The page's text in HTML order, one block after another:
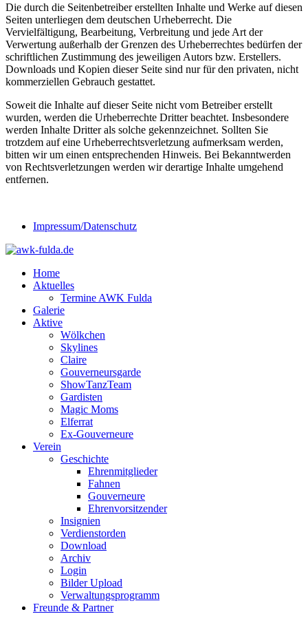
Die durch die Seitenbetreiber erstellten Inhalte und Werke auf diesen
Seiten unterliegen dem deutschen Urheberrecht. Die
Vervielfältigung, Bearbeitung, Verbreitung und jede Art der
Verwertung außerhalb der Grenzen des Urheberrechtes bedürfen der
schriftlichen Zustimmung des jeweiligen Autors bzw. Erstellers.
Downloads und Kopien dieser Seite sind nur für den privaten, nicht
kommerziellen Gebrauch gestattet.
Soweit die Inhalte auf dieser Seite nicht vom Betreiber erstellt
wurden, werden die Urheberrechte Dritter beachtet. Insbesondere
werden Inhalte Dritter als solche gekennzeichnet. Sollten Sie
trotzdem auf eine Urheberrechtsverletzung aufmerksam werden,
bitten wir um einen entsprechenden Hinweis. Bei Bekanntwerden
von Rechtsverletzungen werden wir derartige Inhalte umgehend
entfernen.
Impressum/Datenschutz
Home
Aktuelles
Termine AWK Fulda
Galerie
Aktive
Wölkchen
Skylines
Claire
Gouverneursgarde
ShowTanzTeam
Gardisten
Magic Moms
Elferrat
Ex-Gouverneure
Verein
Geschichte
Ehrenmitglieder
Fahnen
Gouverneure
Ehrenvorsitzender
Insignien
Verdienstorden
Download
Archiv
Login
Bilder Upload
Verwaltungsprogramm
Freunde & Partner